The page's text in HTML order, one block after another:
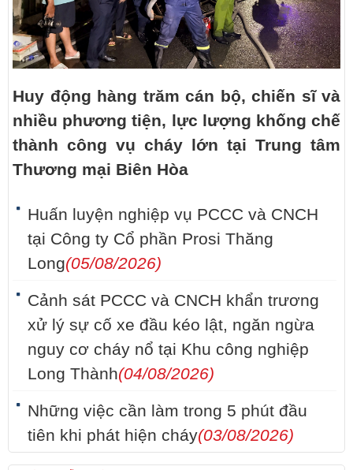
Huy động hàng trăm cán bộ, chiến sĩ và
nhiều phương tiện, lực lượng khống chế
thành công vụ cháy lớn tại Trung tâm
Thương mại Biên Hòa
Huấn luyện nghiệp vụ PCCC và CNCH
tại Công ty Cổ phần Prosi Thăng
Long(05/08/2026)
Cảnh sát PCCC và CNCH khẩn trương
xử lý sự cố xe đầu kéo lật, ngăn ngừa
nguy cơ cháy nổ tại Khu công nghiệp
Long Thành(04/08/2026)
Những việc cần làm trong 5 phút đầu
tiên khi phát hiện cháy(03/08/2026)